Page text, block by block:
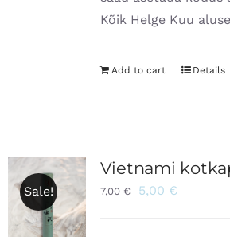
Kõik Helge Kuu
Add to cart Details
Sale!
Vietnami
7,00€ 5,00 €